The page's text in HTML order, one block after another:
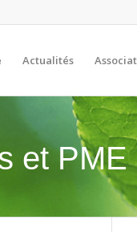
Actualités
et PME